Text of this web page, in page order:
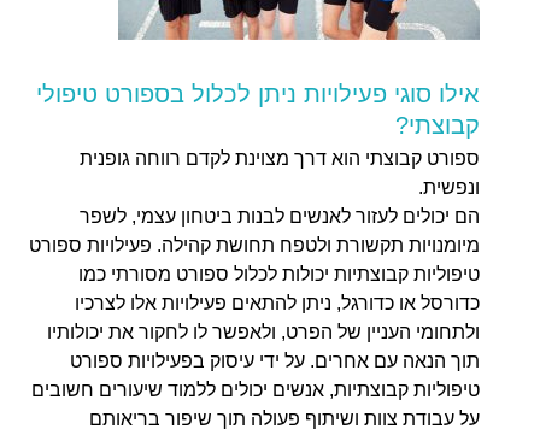
אילו סוגי פעילויות ניתן לכלול בספורט טיפולי
קבוצתי?
ספורט קבוצתי הוא דרך מצוינת לקדם רווחה גופנית
ונפשית.
הם יכולים לעזור לאנשים לבנות ביטחון עצמי, לשפר
מיומנויות תקשורת ולטפח תחושת קהילה. פעילויות ספורט
טיפוליות קבוצתיות יכולות לכלול ספורט מסורתי כמו
כדורסל או כדורגל, ניתן להתאים פעילויות אלו לצרכיו
ולתחומי העניין של הפרט, ולאפשר לו לחקור את יכולותיו
תוך הנאה עם אחרים. על ידי עיסוק בפעילויות ספורט
טיפוליות קבוצתיות, אנשים יכולים ללמוד שיעורים חשובים
על עבודת צוות ושיתוף פעולה תוך שיפור בריאותם